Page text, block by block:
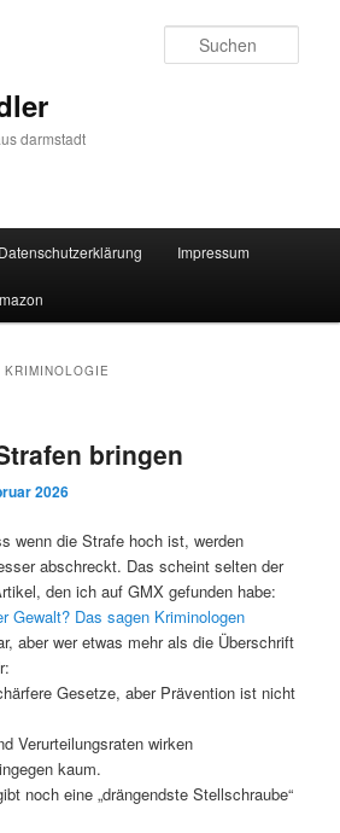
darmstadt
Datenschutzerklärung Impressum
KRIMINOLOGIE
bringen
2026
wenn die Strafe hoch ist, werden
abschreckt. Das scheint selten der
den ich auf GMX gefunden habe:
Gewalt? Das sagen Kriminologen
aber wer etwas mehr als die Überschrift
Gesetze, aber Prävention ist nicht
Verurteilungsraten wirken
kaum.
noch eine „drängendste Stellschraube“